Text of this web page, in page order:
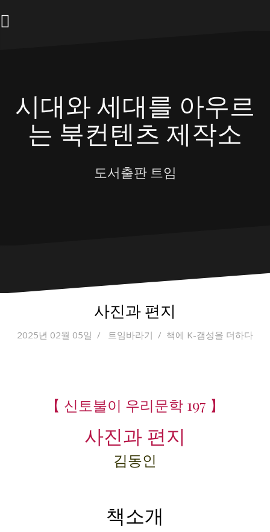
to
시대와 세대를 아우르
는 북컨텐츠 제작소
도서출판 트임
사진과 편지
2025년 02월 05일 트임바라기 책에 K-갬성을 더하다
【 신토불이 우리문학 197 】
사진과 편지
김동인
책소개